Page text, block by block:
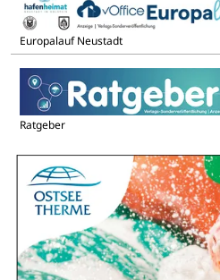
Europalauf Neustadt
Ratgeber